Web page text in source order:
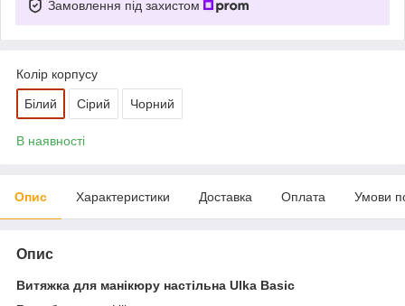
Замовлення під захистом
Колір корпусу
Білий Сірий Чорний
В наявності
Опис Характеристики Доставка Оплата Умови
Опис
Витяжка для манікюру настільна Ulka Basic